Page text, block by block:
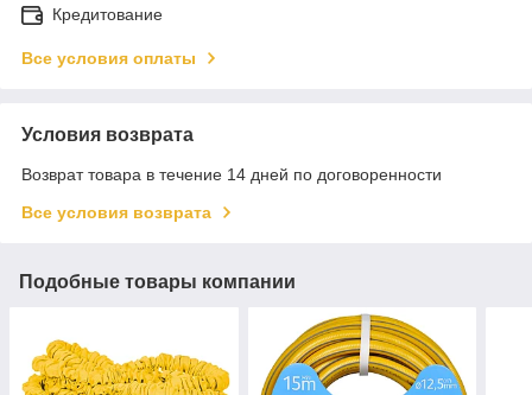
Кредитование
Все условия оплаты
Условия возврата
Возврат товара в течение 14 дней по договоренности
Все условия возврата
Подобные товары компании